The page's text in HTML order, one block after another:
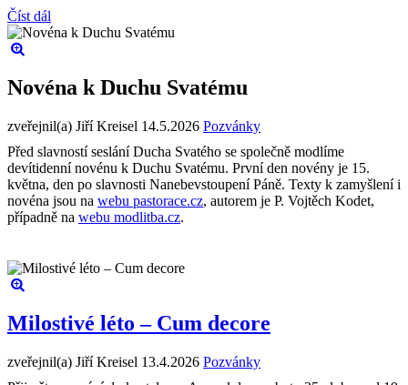
Číst dál
Novéna k Duchu Svatému
zveřejnil(a) Jiří Kreisel 14.5.2026 Pozvánky
Před slavností seslání Ducha Svatého se společně modlíme
devítidenní novénu k Duchu Svatému. První den novény je 15.
května, den po slavnosti Nanebevstoupení Páně. Texty k zamyšlení i
novéna jsou na webu pastorace.cz, autorem je P. Vojtěch Kodet,
případně na webu modlitba.cz.
Milostivé léto – Cum decore
zveřejnil(a) Jiří Kreisel 13.4.2026 Pozvánky